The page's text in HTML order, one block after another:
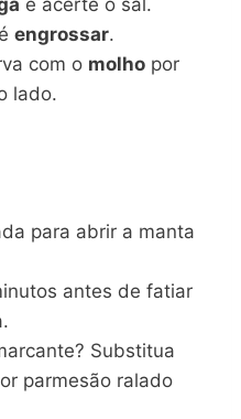
engrossar.
com o molho por
lado.
para abrir a manta
antes de fatiar
Substitua
parmesão ralado